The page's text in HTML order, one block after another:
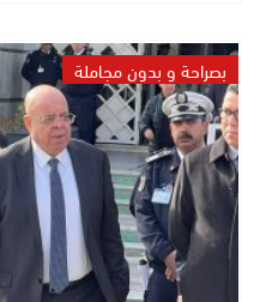
بصراحة و بدون مجاملة